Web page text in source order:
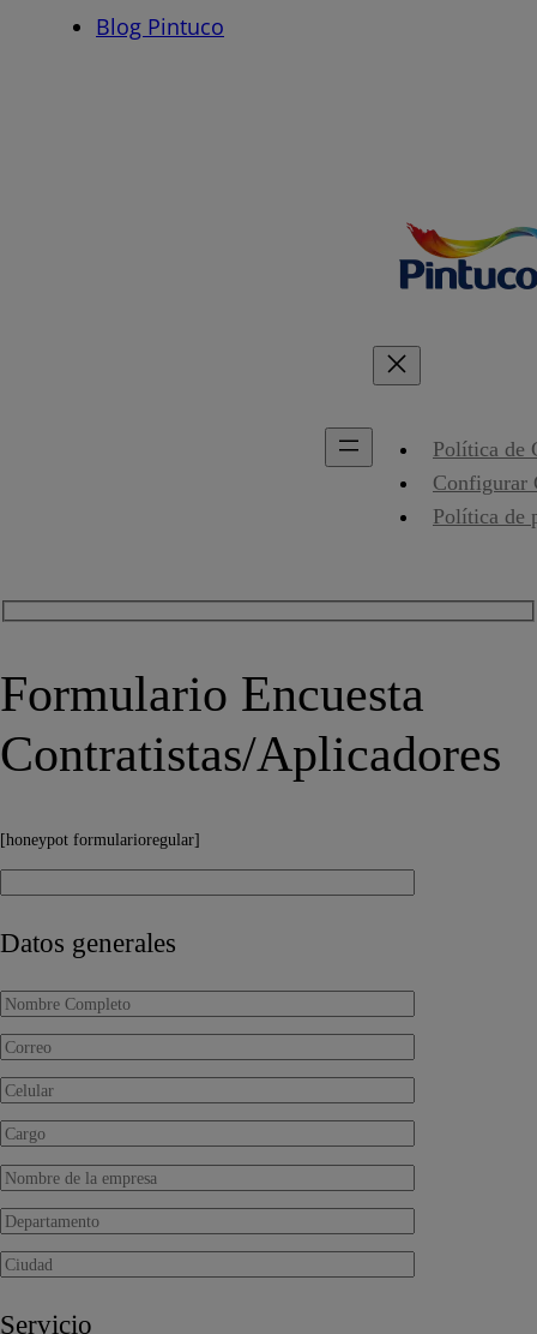
Blog Pintuco
Política de
Configurar
Política de
Formulario Encuesta
Contratistas/Aplicadores
[honeypot formularioregular]
Datos generales
Servicio